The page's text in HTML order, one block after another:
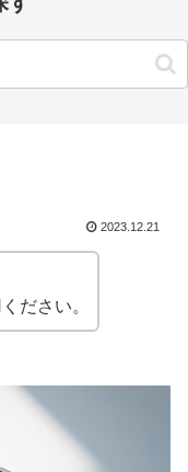
2023.12.21
ださい。